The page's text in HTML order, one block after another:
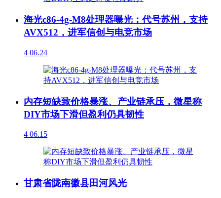
海光c86-4g-M8处理器曝光：代号苏州，支持
AVX512，进军信创与电竞市场
4 06.24
内存短缺致价格暴涨、产业链承压，微星称
DIY市场下滑但盈利仍具韧性
4 06.15
甘肃省陇南徽县田河风光